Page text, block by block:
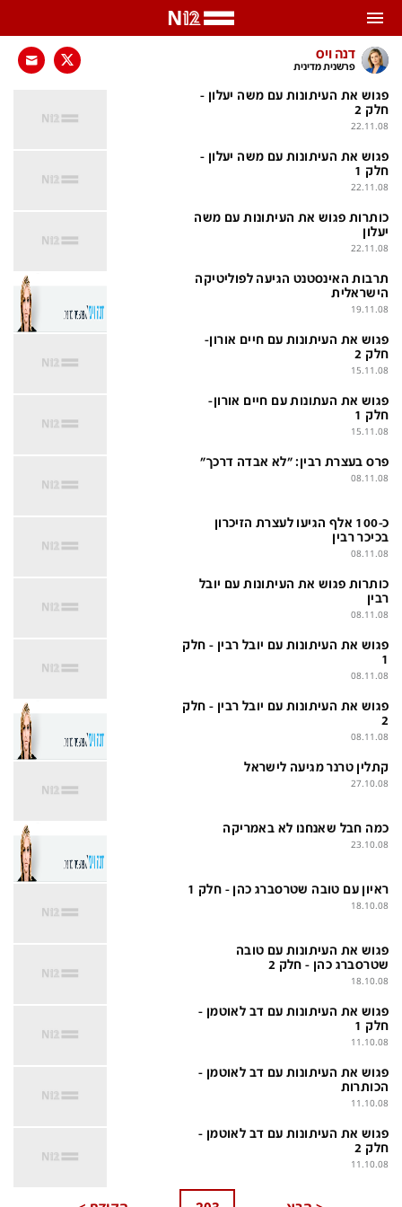
התראות
באפשרותך לבחור את תדירות קבלת ההתראות
רק מה שחשוב
צ'אט הכתבים
צ'אט החדשות
התראות
חדשות
כל החדשות
ביטחוני
בעולם
פוליטי
בחירות 2026
כלכלה
מונדיאל
English Edition
מגזין N12
תרבות
LifeStyle
בארץ
חינוך
צרכנות
TECH12
ספורט
דעות ופרשנויות
מדע וסביבה
נוסבאום מקליד
תחזית מזג האוויר
12+
דרושים חדשות 12
din.co.il
המומחים במשכנתאות
לאנג אמבישן
דנה ויס
פרשנית מדינית
פגוש את העיתונות עם משה יעלון -
חלק 2
22.11.08
פגוש את העיתונות עם משה יעלון -
חלק 1
22.11.08
כותרות פגוש את העיתונות עם משה
יעלון
22.11.08
תרבות האינסטנט הגיעה לפוליטיקה
הישראלית
19.11.08
פגוש את העיתונות עם חיים אורון-
חלק 2
15.11.08
פגוש את העתונות עם חיים אורון-
חלק 1
15.11.08
פרס בעצרת רבין: "לא אבדה דרכך"
08.11.08
כ-100 אלף הגיעו לעצרת הזיכרון
בכיכר רבין
08.11.08
כותרות פגוש את העיתונות עם יובל
רבין
08.11.08
פגוש את העיתונות עם יובל רבין - חלק
1
08.11.08
פגוש את העיתונות עם יובל רבין - חלק
2
08.11.08
קתלין טרנר מגיעה לישראל
27.10.08
כמה חבל שאנחנו לא באמריקה
23.10.08
ראיון עם טובה שטרסברג כהן - חלק 1
18.10.08
פגוש את העיתונות עם טובה
שטרסברג כהן - חלק 2
18.10.08
פגוש את העיתונות עם דב לאוטמן -
חלק 1
11.10.08
פגוש את העיתונות עם דב לאוטמן -
הכותרות
11.10.08
פגוש את העיתונות עם דב לאוטמן -
חלק 2
11.10.08